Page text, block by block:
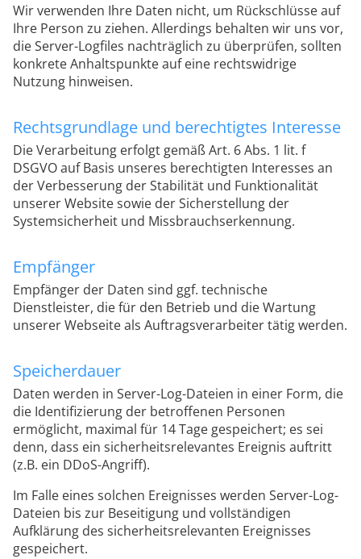
Wir verwenden Ihre Daten nicht, um Rückschlüsse auf
Ihre Person zu ziehen. Allerdings behalten wir uns vor,
die Server-Logfiles nachträglich zu überprüfen, sollten
konkrete Anhaltspunkte auf eine rechtswidrige
Nutzung hinweisen.
Rechtsgrundlage und berechtigtes Interesse
Die Verarbeitung erfolgt gemäß Art. 6 Abs. 1 lit. f
DSGVO auf Basis unseres berechtigten Interesses an
der Verbesserung der Stabilität und Funktionalität
unserer Website sowie der Sicherstellung der
Systemsicherheit und Missbrauchserkennung.
Empfänger
Empfänger der Daten sind ggf. technische
Dienstleister, die für den Betrieb und die Wartung
unserer Webseite als Auftragsverarbeiter tätig werden.
Speicherdauer
Daten werden in Server-Log-Dateien in einer Form, die
die Identifizierung der betroffenen Personen
ermöglicht, maximal für 14 Tage gespeichert; es sei
denn, dass ein sicherheitsrelevantes Ereignis auftritt
(z.B. ein DDoS-Angriff).
Im Falle eines solchen Ereignisses werden Server-Log-
Dateien bis zur Beseitigung und vollständigen
Aufklärung des sicherheitsrelevanten Ereignisses
gespeichert.